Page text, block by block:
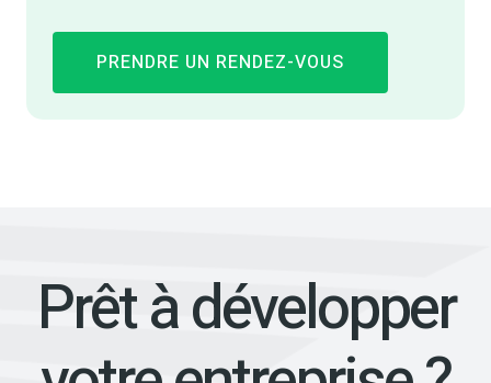
PRENDRE UN RENDEZ-VOUS
Prêt à développer